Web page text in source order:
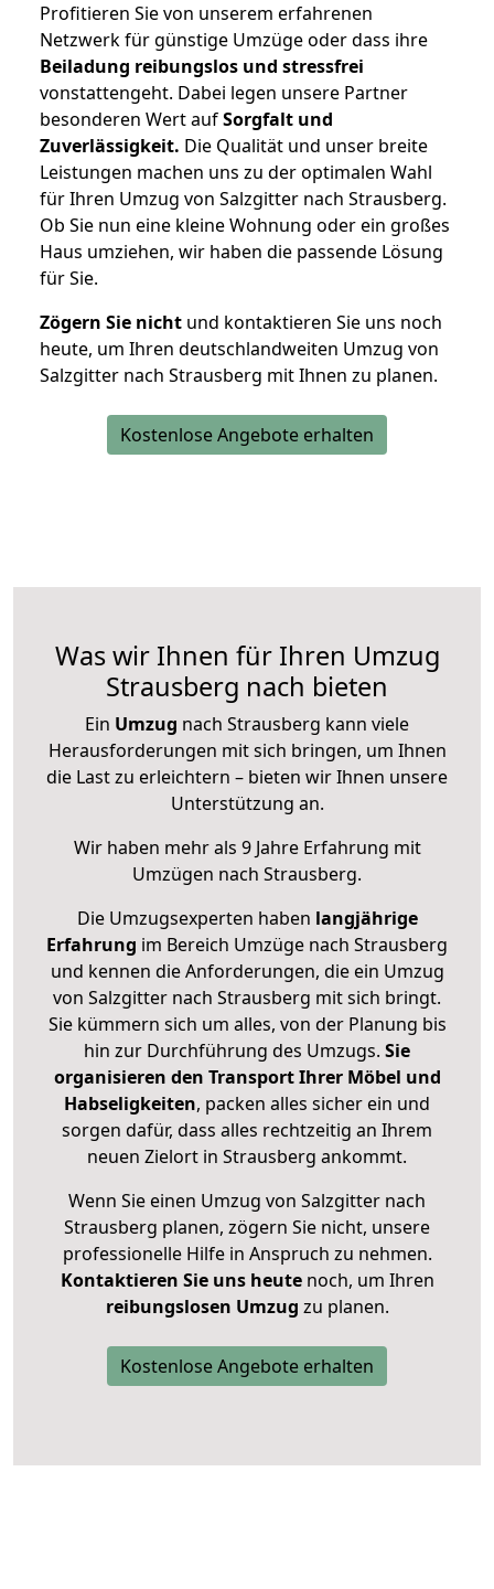
Profitieren Sie von unserem erfahrenen
Netzwerk für günstige Umzüge oder dass ihre
Beiladung reibungslos und stressfrei
vonstattengeht. Dabei legen unsere Partner
besonderen Wert aufSorgfalt und
Zuverlässigkeit. Die Qualität und unser breite
Leistungen machen uns zu der optimalen Wahl
für Ihren Umzug von Salzgitter nach Strausberg.
Ob Sie nun eine kleine Wohnung oder ein großes
Haus umziehen, wir haben die passende Lösung
für Sie.
Zögern Sie nicht und kontaktieren Sie uns noch
heute, um Ihren deutschlandweiten Umzug von
Salzgitter nach Strausberg mit Ihnen zu planen.
Kostenlose Angebote erhalten
Was wir Ihnen für Ihren Umzug
Strausberg nach bieten
Ein Umzug nach Strausberg kann viele
Herausforderungen mit sich bringen, um Ihnen
die Last zu erleichtern – bieten wir Ihnen unsere
Unterstützung an.
Wir haben mehr als 9 Jahre Erfahrung mit
Umzügen nach Strausberg.
Die Umzugsexperten haben langjährige
Erfahrung im Bereich Umzüge nach Strausberg
und kennen die Anforderungen, die ein Umzug
von Salzgitter nach Strausberg mit sich bringt.
Sie kümmern sich um alles, von der Planung bis
hin zur Durchführung des Umzugs. Sie
organisieren den Transport Ihrer Möbel und
Habseligkeiten, packen alles sicher ein und
sorgen dafür, dass alles rechtzeitig an Ihrem
neuen Zielort in Strausberg ankommt.
Wenn Sie einen Umzug von Salzgitter nach
Strausberg planen, zögern Sie nicht, unsere
professionelle Hilfe in Anspruch zu nehmen.
Kontaktieren Sie uns heutenoch, um Ihren
reibungslosen Umzug zu planen.
Kostenlose Angebote erhalten